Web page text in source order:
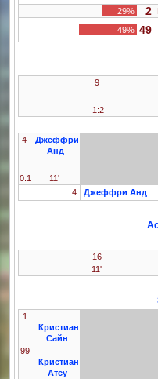
29%
2
49% 49
9
1:2
4
Джеффри
Анд
0:1
11'
4
Джеффри Анд
16
11'
1
Кристиан
Сайн
99
Кристиан
Атсу